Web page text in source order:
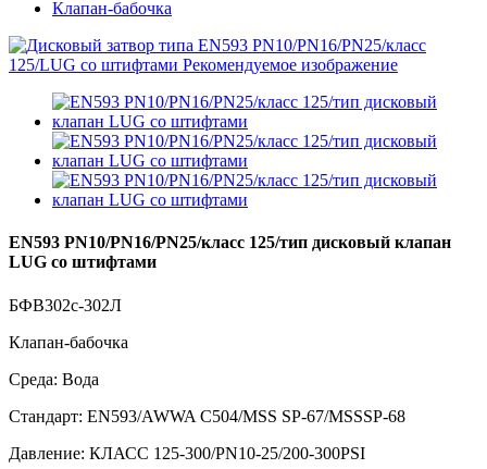
Клапан-бабочка
EN593 PN10/PN16/PN25/класс 125/тип дисковый клапан
LUG со штифтами
БФВ302с-302Л
Клапан-бабочка
Среда: Вода
Стандарт: EN593/AWWA C504/MSS SP-67/MSSSP-68
Давление: КЛАСС 125-300/PN10-25/200-300PSI